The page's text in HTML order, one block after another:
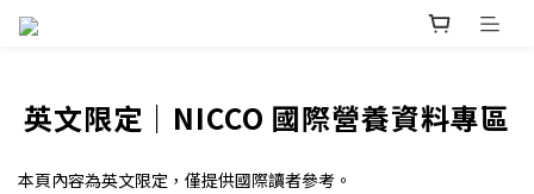
英文限定｜NICCO 國際營養資料專區
本頁內容為英文限定，僅提供國際讀者參考。